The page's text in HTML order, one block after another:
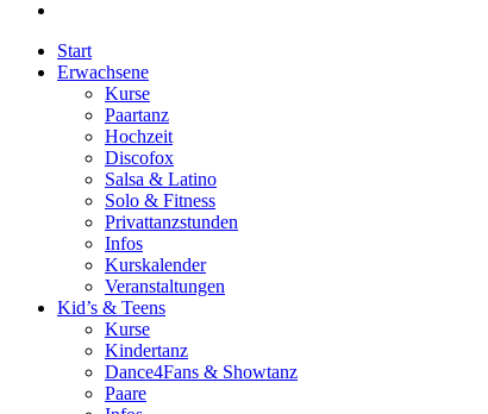
Start
Erwachsene
Kurse
Paartanz
Hochzeit
Discofox
Salsa & Latino
Solo & Fitness
Privattanzstunden
Infos
Kurskalender
Veranstaltungen
Kid’s & Teens
Kurse
Kindertanz
Dance4Fans & Showtanz
Paare